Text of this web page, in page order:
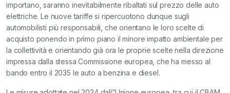
importano, saranno inevitabilmente ribaltati sul prezzo delle auto
elettriche. Le nuove tariffe si ripercuotono dunque sugli
automobilisti più responsabili, che orientano le loro scelte di
acquisto ponendo in primo piano il minore impatto ambientale per
la collettività e orientando già ora le proprie scelte nella direzione
impressa dalla stessa Commissione europea, che ha messo al
bando entro il 2035 le auto a benzina e diesel.